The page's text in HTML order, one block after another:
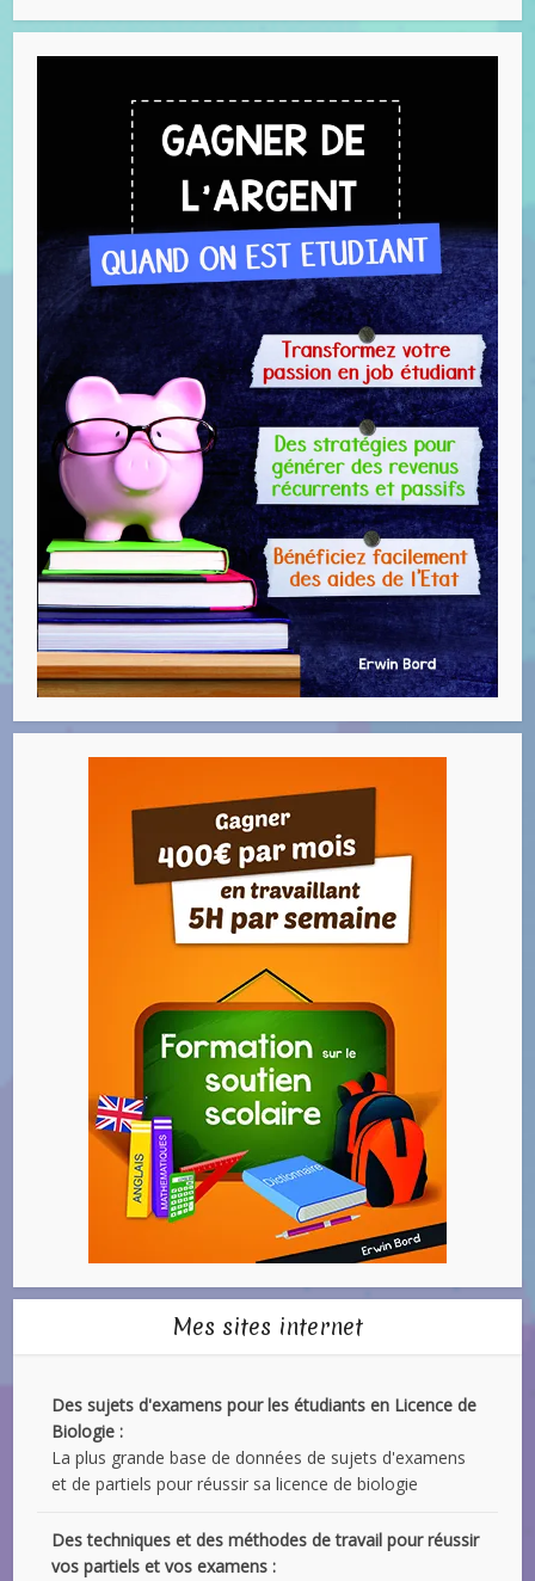
Mes sites internet
Des sujets d'examens pour les étudiants en Licence de
Biologie :
La plus grande base de données de sujets d'examens
et de partiels pour réussir sa licence de biologie
Des techniques et des méthodes de travail pour réussir
vos partiels et vos examens :